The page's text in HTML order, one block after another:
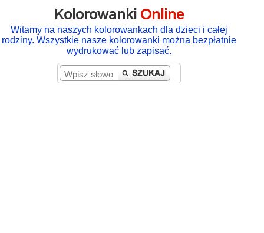
Kolorowanki Online
Witamy na naszych kolorowankach dla dzieci i całej
rodziny. Wszystkie nasze kolorowanki można bezpłatnie
wydrukować lub zapisać.